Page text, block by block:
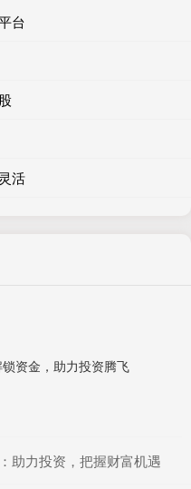
台
活
资金，助力投资腾飞
助力投资，把握财富机遇